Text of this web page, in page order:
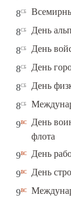
8сб
8сб День
8сб День
8сб День
8сб День
8сб
9вс
День
флота
9вс День
9вс День
9вс